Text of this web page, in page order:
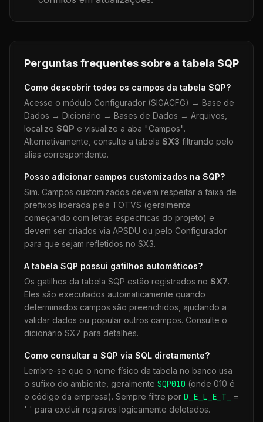
Perguntas frequentes sobre a tabela SQP
Como descobrir todos os campos da tabela SQP?
Acesse o módulo Configurador (SIGACFG) → Base de
Dados → Dicionário → Bases de Dados → Arquivos,
localize SQP e visualize a aba "Campos".
Alternativamente, consulte a tabela SX3 filtrando pelo
alias correspondente.
Posso adicionar campos customizados na SQP?
Sim. Campos customizados devem respeitar a faixa de
prefixos liberada pela TOTVS (geralmente
começando com letras específicas do projeto) e
devem ser criados via APSDU ou pelo Configurador
para que sejam refletidos no SX3.
A tabela SQP possui gatilhos automáticos?
Os gatilhos da tabela SQP estão registrados no SX7.
Eles são executados automaticamente quando
determinados campos são preenchidos, ajudando a
validar dados ou popular outros campos. Consulte o
dicionário SX7 para detalhes.
Como consultar a SQP via SQL diretamente?
Lembre-se que o nome físico da tabela no banco usa
o sufixo do ambiente, geralmente SQP010 (onde 010 é
o código da empresa). Sempre filtre por D_E_L_E_T_
=
' ' para excluir registros logicamente deletados.